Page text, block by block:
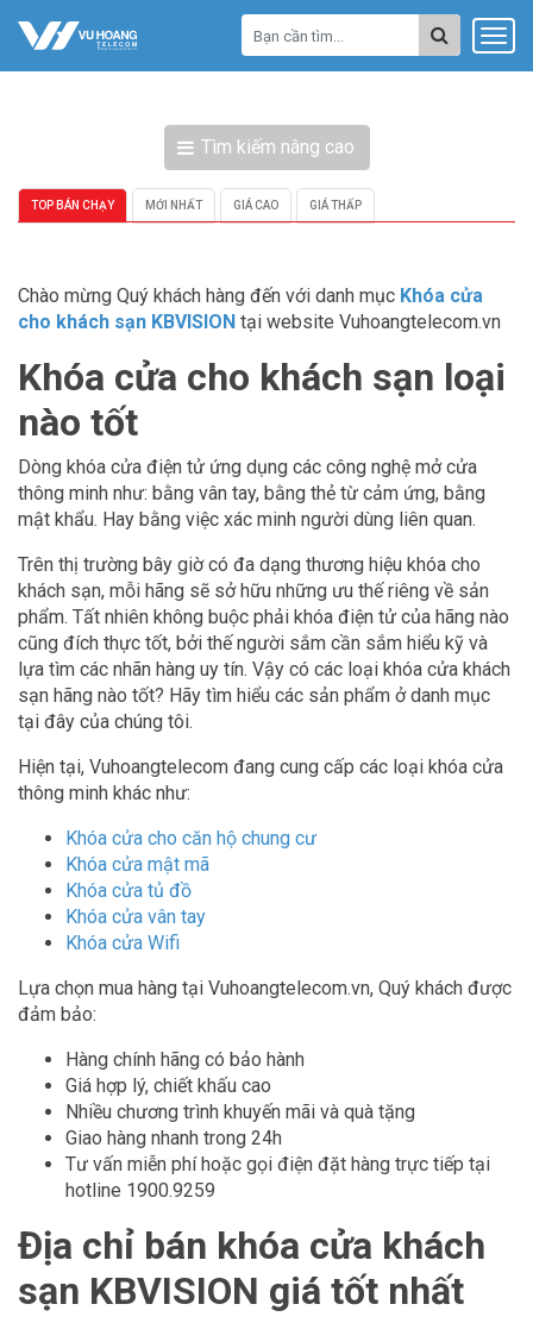
Tìm kiếm nâng cao
TOP BÁN CHẠY MỚI NHẤT GIÁ CAO GIÁ THẤP
Chào mừng Quý khách hàng đến với danh mục Khóa cửa
cho khách sạn KBVISION tại website Vuhoangtelecom.vn
Khóa cửa cho khách sạn loại
nào tốt
Dòng khóa cửa điện tử ứng dụng các công nghệ mở cửa
thông minh như: bằng vân tay, bằng thẻ từ cảm ứng, bằng
mật khẩu. Hay bằng việc xác minh người dùng liên quan.
Trên thị trường bây giờ có đa dạng thương hiệu khóa cho
khách sạn, mỗi hãng sẽ sở hữu những ưu thế riêng về sản
phẩm. Tất nhiên không buộc phải khóa điện tử của hãng nào
cũng đích thực tốt, bởi thế người sắm cần sắm hiểu kỹ và
lựa tìm các nhãn hàng uy tín. Vậy có các loại khóa cửa khách
sạn hãng nào tốt? Hãy tìm hiểu các sản phẩm ở danh mục
tại đây của chúng tôi.
Hiện tại, Vuhoangtelecom đang cung cấp các loại khóa cửa
thông minh khác như:
Khóa cửa cho căn hộ chung cư
Khóa cửa mật mã
Khóa cửa tủ đồ
Khóa cửa vân tay
Khóa cửa Wifi
Lựa chọn mua hàng tại Vuhoangtelecom.vn, Quý khách được
đảm bảo:
Hàng chính hãng có bảo hành
Giá hợp lý, chiết khấu cao
Nhiều chương trình khuyến mãi và quà tặng
Giao hàng nhanh trong 24h
Tư vấn miễn phí hoặc gọi điện đặt hàng trực tiếp tại
hotline 1900.9259
Địa chỉ bán khóa cửa khách
sạn KBVISION giá tốt nhất